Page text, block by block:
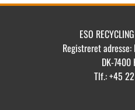
ESO
Registreret
DK-7400
Tlf.: +45